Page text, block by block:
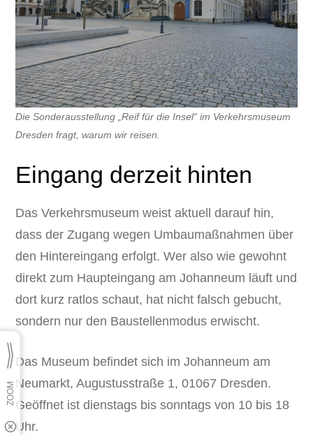
Die Sonderausstellung „Reif für die Insel“ im Verkehrsmuseum
Dresden fragt, warum wir reisen.
Eingang derzeit hinten
Das Verkehrsmuseum weist aktuell darauf hin,
dass der Zugang wegen Umbaumaßnahmen über
den Hintereingang erfolgt. Wer also wie gewohnt
direkt zum Haupteingang am Johanneum läuft und
dort kurz ratlos schaut, hat nicht falsch gebucht,
sondern nur den Baustellenmodus erwischt.
Das Museum befindet sich im Johanneum am
Neumarkt, Augustusstraße 1, 01067 Dresden.
Geöffnet ist dienstags bis sonntags von 10 bis 18
Uhr.